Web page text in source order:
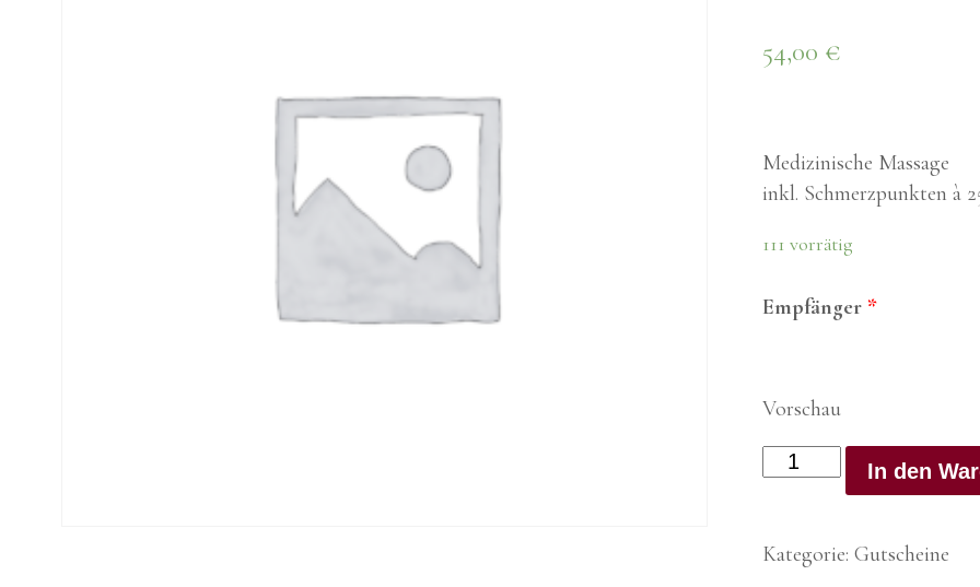
54,00 €
Medizinische Massage
inkl. Schmerzpunkten à
111 vorrätig
Empfänger*
Vorschau
Gutschein
"Medizinische
m.
In den
Kategorie: Gutscheine